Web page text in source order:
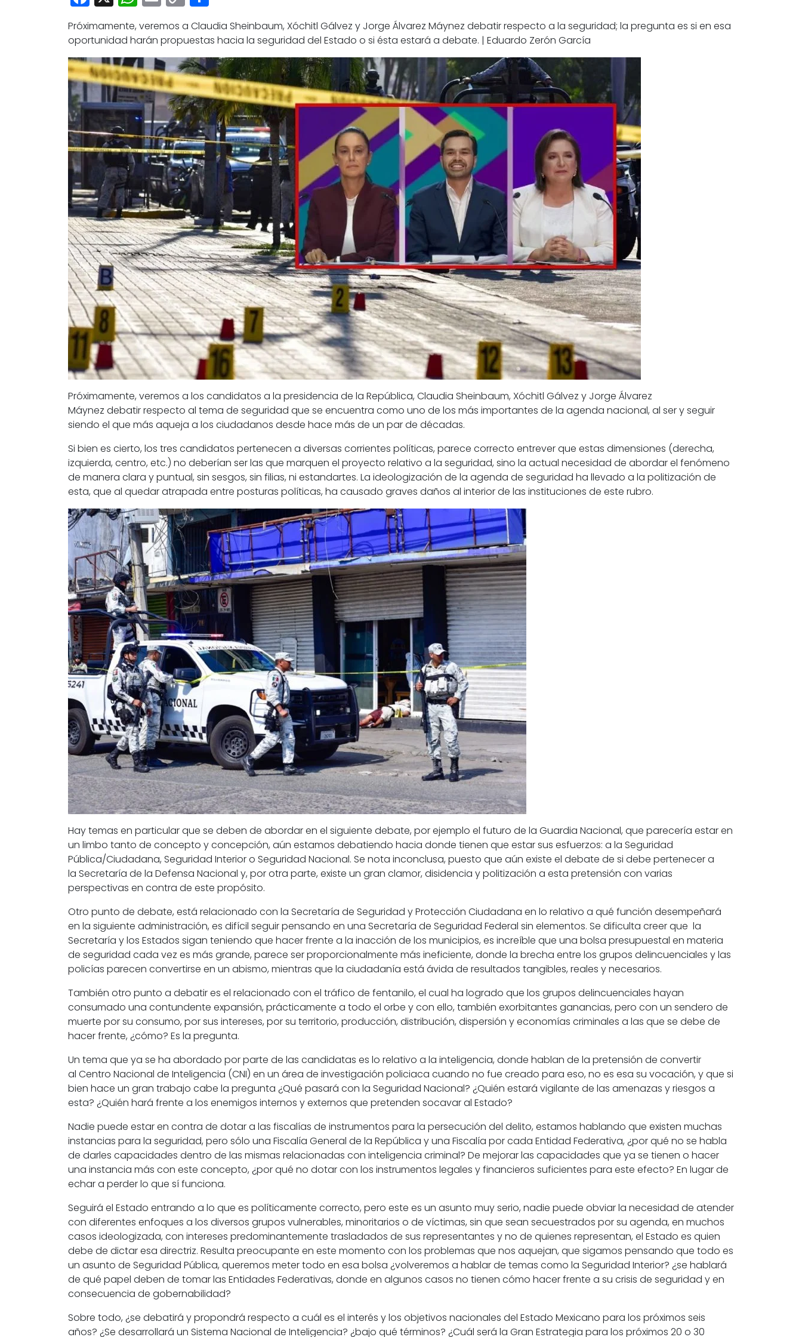
Link
Próximamente, veremos a Claudia Sheinbaum, Xóchitl Gálvez y Jorge Álvarez Máynez debatir respecto a la seguridad; la pregunta es si en esa
oportunidad harán propuestas hacia la seguridad del Estado o si ésta estará a debate. | Eduardo Zerón García
Próximamente, veremos a los candidatos a la presidencia de la República, Claudia Sheinbaum, Xóchitl Gálvez y Jorge Álvarez
Máynez debatirrespecto al tema de seguridad que se encuentra como uno de los más importantes de la agenda nacional, al ser y seguir
siendo el que más aqueja a los ciudadanos desde hace más de un par de décadas.
Si bien es cierto, los tres candidatos pertenecen a diversas corrientes políticas, parece correcto entrever que estas dimensiones (derecha,
izquierda, centro, etc.) no deberían ser las que marquen el proyecto relativo a la seguridad, sino la actual necesidad de abordar el fenómeno
de manera clara y puntual, sin sesgos, sin filias, ni estandartes. La ideologización de la agenda de seguridad ha llevado a la politización de
esta, que al quedar atrapada entre posturas políticas, ha causado graves daños al interior de las instituciones de este rubro.
Hay temas en particular que se deben de abordar en el siguiente debate, por ejemplo el futuro de la Guardia Nacional, que parecería estar en
un limbo tanto de concepto y concepción, aún estamos debatiendo hacia donde tienen que estar sus esfuerzos: a la Seguridad
Pública/Ciudadana, Seguridad Interioro Seguridad Nacional. Se nota inconclusa, puesto que aún existe el debate de si debe pertenecer a
la Secretaría de la Defensa Nacional y, por otra parte, existe un gran clamor, disidencia y politización a esta pretensión con varias
perspectivas en contra de este propósito.
Otro punto de debate, está relacionado con la Secretaría de Seguridad y Protección Ciudadana en lo relativo a qué función desempeñará
en la siguiente administración, es difícil seguir pensando en una Secretaría de Seguridad Federal sin elementos. Se dificulta creer que la
Secretaría y los Estados sigan teniendo que hacer frente a la inacción de los municipios, es increíble que una bolsa presupuestal en materia
de seguridad cada vez es más grande, parece ser proporcionalmente más ineficiente, donde la brecha entre los grupos delincuenciales y las
policías parecen convertirse en un abismo, mientras que la ciudadanía está ávida de resultados tangibles, reales y necesarios.
También otro punto a debatir es el relacionado con el tráfico de fentanilo, el cual ha logrado que los grupos delincuenciales hayan
consumado una contundente expansión, prácticamente a todo el orbe y con ello, también exorbitantes ganancias, pero con un sendero de
muerte por su consumo, por sus intereses, por su territorio, producción, distribución, dispersión y economías criminales a las que se debe de
hacer frente, ¿cómo? Es la pregunta.
Un tema que ya se ha abordado por parte de las candidatas es lo relativo a la inteligencia, donde hablan de la pretensión de convertir
al Centro Nacional de Inteligencia (CNI) en un área de investigación policiaca cuando no fue creado para eso, no es esa su vocación, y que si
bien hace un gran trabajo cabe la pregunta ¿Qué pasará con la Seguridad Nacional? ¿Quién estará vigilante de las amenazas y riesgos a
esta? ¿Quién hará frente a los enemigos internos y externos que pretenden socavar al Estado?
Nadie puede estar en contra de dotar a las fiscalías de instrumentos para la persecución del delito, estamos hablando que existen muchas
instancias para la seguridad, pero sólo una Fiscalía General de la República y una Fiscalía por cada Entidad Federativa, ¿por qué no se habla
de darles capacidades dentro de las mismas relacionadas con inteligencia criminal? De mejorar las capacidades que ya se tienen o hacer
una instancia más con este concepto, ¿por qué no dotar con los instrumentos legales y financieros suficientes para este efecto? En lugar de
echar a perder lo que sí funciona.
Seguirá el Estado entrando a lo que es políticamente correcto, pero este es un asunto muy serio, nadie puede obviar la necesidad de atender
con diferentes enfoques a los diversos grupos vulnerables, minoritarios o de víctimas, sin que sean secuestrados por su agenda, en muchos
casos ideologizada, con intereses predominantemente trasladados de sus representantes y no de quienes representan, el Estado es quien
debe de dictar esa directriz. Resulta preocupante en este momento con los problemas que nos aquejan, que sigamos pensando que todo es
un asunto de Seguridad Pública, queremos meter todo en esa bolsa ¿volveremos a hablar de temas como la Seguridad Interior? ¿se hablará
de qué papel deben de tomar las Entidades Federativas, donde en algunos casos no tienen cómo hacer frente a su crisis de seguridad y en
consecuencia de gobernabilidad?
Sobre todo, ¿se debatirá y propondrá respecto a cuál es el interés y los objetivos nacionales del Estado Mexicano para los próximos seis
años? ¿Se desarrollará un Sistema Nacional de Inteligencia? ¿bajo qué términos? ¿Cuál será la Gran Estrategia para los próximos 20 o 30